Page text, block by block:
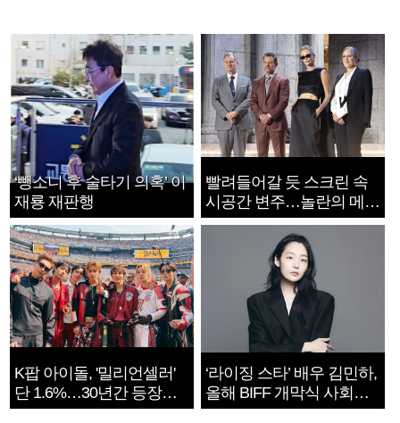
‘뺑소니 후 술타기 의혹’ 이
재룡 재판행
빨려들어갈 듯 스크린 속
시공간 변주…놀란의 메시
지는 ‘전쟁 속죄’
K팝 아이돌, '밀리언셀러'
단 1.6%…30년간 등장
1182개팀 전수조사
‘라이징 스타’ 배우 김민하,
올해 BIFF 개막식 사회자
확정